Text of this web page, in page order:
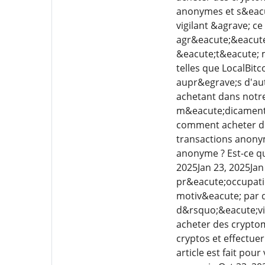
anonymes et
vigilant &agrave;
&eacute;t&eacute;
telles que
aupr&egrave;s
achetant dans
comment acheter
transactions
anonyme ? Est-ce
2025Jan 23,
motiv&eacute; par
acheter des
cryptos et
article est fait pour